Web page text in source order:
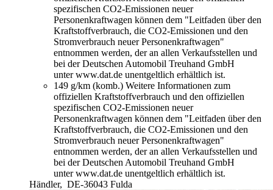
spezifischen CO2-Emissionen neuer
Personenkraftwagen können dem "Leitfaden über den
Kraftstoffverbrauch, die CO2-Emissionen und den
Stromverbrauch neuer Personenkraftwagen"
entnommen werden, der an allen Verkaufsstellen und
bei der Deutschen Automobil Treuhand GmbH
unter www.dat.de unentgeltlich erhältlich ist.
149 g/km (komb.) Weitere Informationen zum
offiziellen Kraftstoffverbrauch und den offiziellen
spezifischen CO2-Emissionen neuer
Personenkraftwagen können dem "Leitfaden über den
Kraftstoffverbrauch, die CO2-Emissionen und den
Stromverbrauch neuer Personenkraftwagen"
entnommen werden, der an allen Verkaufsstellen und
bei der Deutschen Automobil Treuhand GmbH
unter www.dat.de unentgeltlich erhältlich ist.
Händler, DE-36043 Fulda